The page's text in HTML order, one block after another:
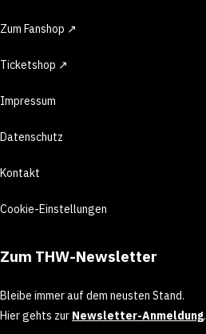
Zum Fanshop ↗
Ticketshop ↗
Impressum
Datenschutz
Kontakt
Cookie-Einstellungen
Zum THW-Newsletter
Bleibe immer auf dem neusten Stand.
Hier gehts zur Newsletter-Anmeldung.